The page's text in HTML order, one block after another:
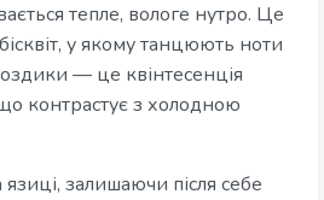
тепле, вологе нутро. Це
у якому танцюють ноти
— це квінтесенція
контрастує з холодною
залишаючи після себе